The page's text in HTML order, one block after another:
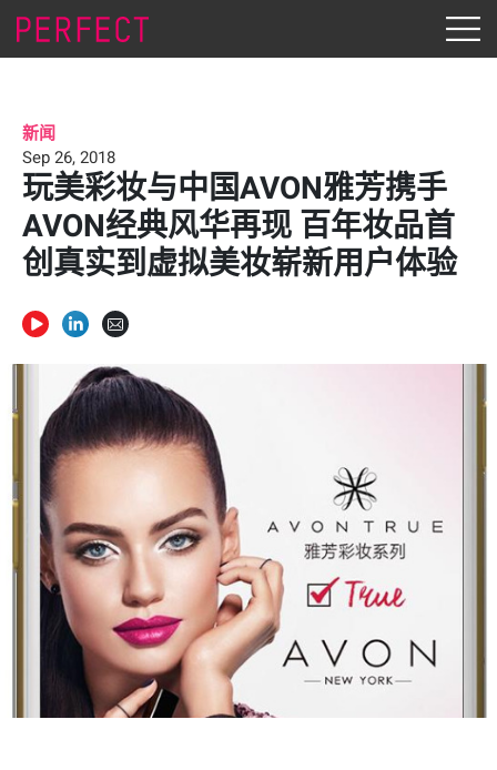
新闻
Sep 26, 2018
玩美彩妆与中国AVON雅芳携手
AVON经典风华再现 百年妆品首
创真实到虚拟美妆崭新用户体验